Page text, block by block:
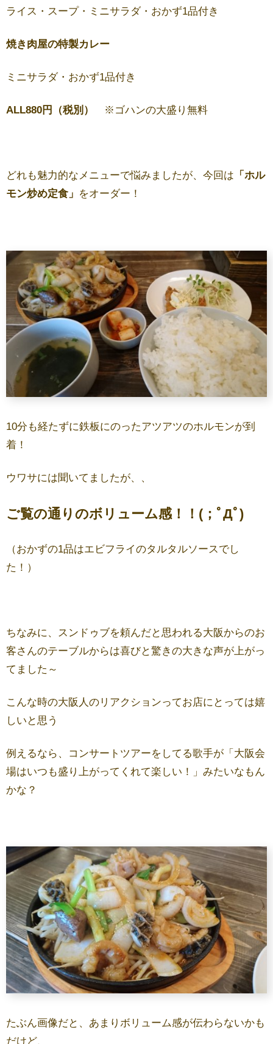
ライス・スープ・ミニサラダ・おかず1品付き
焼き肉屋の特製カレー
ミニサラダ・おかず1品付き
ALL880円（税別） ※ゴハンの大盛り無料
どれも魅力的なメニューで悩みましたが、今回は 「ホル
モン炒め定食」 をオーダー！
10分も経たずに鉄板にのったアツアツのホルモンが到
着！
ウワサには聞いてましたが、、
ご覧の通りのボリューム感！！(；ﾟДﾟ)
（おかずの1品はエビフライのタルタルソースでし
た！）
ちなみに、スンドゥブを頼んだと思われる大阪からのお
客さんのテーブルからは喜びと驚きの大きな声が上がっ
てました～
こんな時の大阪人のリアクションってお店にとっては嬉
しいと思う
例えるなら、コンサートツアーをしてる歌手が「大阪会
場はいつも盛り上がってくれて楽しい！」みたいなもん
かな？
たぶん画像だと、あまりボリューム感が伝わらないかも
だけど、